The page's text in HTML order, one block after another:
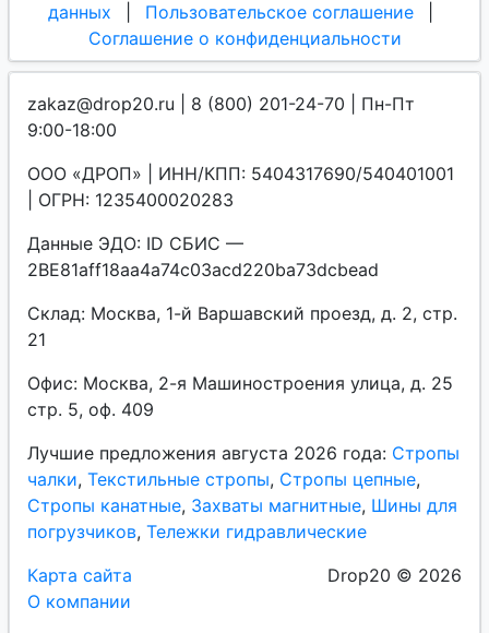
данных
Пользовательское соглашение
Соглашение о конфиденциальности
zakaz@drop20.ru | 8 (800) 201-24-70 | Пн-Пт
9:00-18:00
ООО «ДРОП» | ИНН/КПП: 5404317690/540401001
| ОГРН: 1235400020283
Данные ЭДО: ID СБИС —
2BE81aff18aa4a74c03acd220ba73dcbead
Склад: Москва, 1-й Варшавский проезд, д. 2, стр.
21
Офис: Москва, 2-я Машиностроения улица, д. 25
стр. 5, оф. 409
Лучшие предложения августа 2026 года: Стропы
чалки, Текстильные стропы, Стропы цепные,
Стропы канатные, Захваты магнитные, Шины для
погрузчиков, Тележки гидравлические
Карта сайта
О компании
Drop20 © 2026